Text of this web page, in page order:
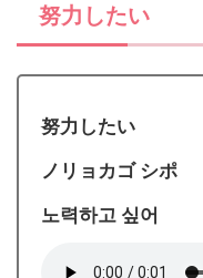
努力したい
努力したい
ノリョカゴ シポ
노력하고 싶어